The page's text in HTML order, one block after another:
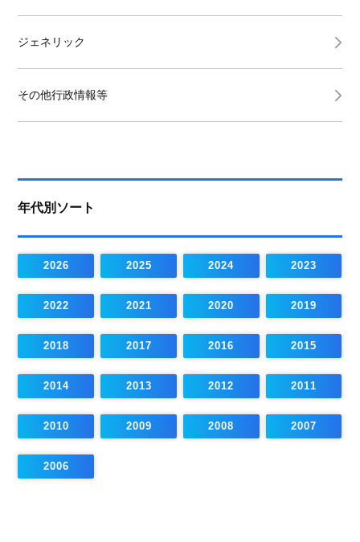
ジェネリック
その他行政情報等
年代別ソート
2026 2025 2024 2023
2022 2021 2020 2019
2018 2017 2016 2015
2014 2013 2012 2011
2010 2009 2008 2007
2006